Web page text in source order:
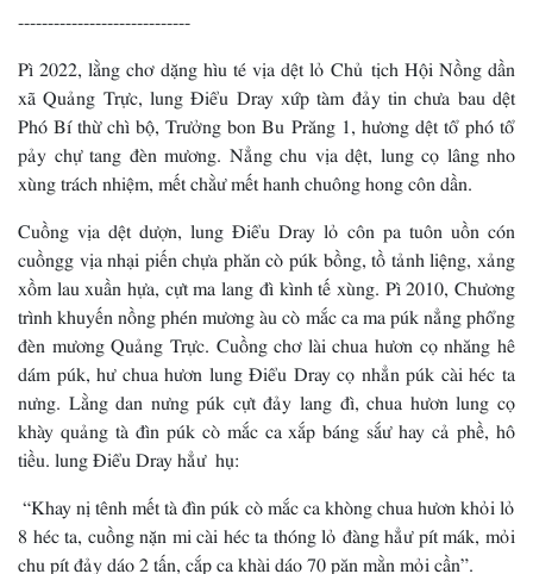
-----------------------------
Pì 2022, lằng chơ dặng hìu té vịa dệt lỏ Chủ tịch Hội Nồng dần
xã Quảng Trực, lung Điểu Dray xứp tàm đảy tin chưa bau dệt
Phó Bí thừ chì bộ, Trưởng bon Bu Prăng 1, hương dệt tổ phó tổ
pảy chự tang đèn mương. Nẳng chu vịa dệt, lung cọ lâng nho
xùng trách nhiệm, mết chằư mết hanh chuông hong côn dần.
Cuồng vịa dệt dượn, lung Điểu Dray lỏ côn pa tuôn uồn cón
cuồngg vịa nhại piến chựa phăn cò púk bồng, tồ tảnh liệng, xảng
xồm lau xuần hựa, cựt ma lang đì kình tế xùng. Pì 2010, Chương
trình khuyến nồng phén mương àu cò mắc ca ma púk nẳng phổng
đèn mương Quảng Trực. Cuồng chơ lài chua hươn cọ nhăng hê
dám púk, hư chua hươn lung Điểu Dray cọ nhẳn púk cài héc ta
nưng. Lằng dan nưng púk cựt đảy lang đì, chua hươn lung cọ
khày quảng tà đìn púk cò mắc ca xắp báng sắư hay cả phề, hô
tiều. lung Điểu Dray hẳư hụ:
“Khay nị tênh mết tà đìn púk cò mắc ca khòng chua hươn khỏi lỏ
8 héc ta, cuồng nặn mi cài héc ta thóng lỏ đàng hẳư pít mák, mỏi
chu pít đảy dáo 2 tấn, cắp ca khài dáo 70 păn mằn mỏi cần”.